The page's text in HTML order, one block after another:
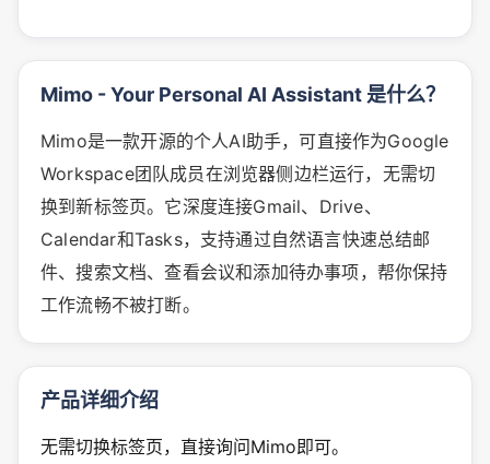
Mimo - Your Personal AI Assistant 是什么？
Mimo是一款开源的个人AI助手，可直接作为Google
Workspace团队成员在浏览器侧边栏运行，无需切
换到新标签页。它深度连接Gmail、Drive、
Calendar和Tasks，支持通过自然语言快速总结邮
件、搜索文档、查看会议和添加待办事项，帮你保持
工作流畅不被打断。
产品详细介绍
无需切换标签页，直接询问Mimo即可。